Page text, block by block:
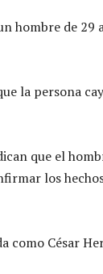
hombre de 29
la persona
que el
los
como César